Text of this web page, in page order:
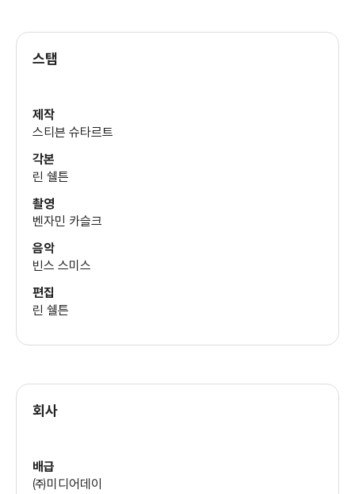
스탭
제작
스티븐 슈타르트
각본
린 쉘튼
촬영
벤자민 카슬크
음악
빈스 스미스
편집
린 쉘튼
회사
배급
㈜미디어데이